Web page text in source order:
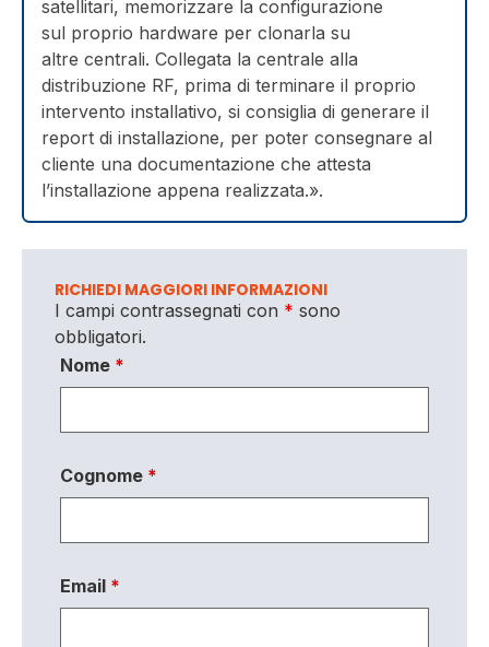
satellitari, memorizzare la configurazione
sul proprio hardware per clonarla su
altre centrali. Collegata la centrale alla
distribuzione RF, prima di terminare il proprio
intervento installativo, si consiglia di generare il
report di installazione, per poter consegnare al
cliente una documentazione che attesta
l’installazione appena realizzata.».
RICHIEDI MAGGIORI INFORMAZIONI
I campi contrassegnati con * sono
obbligatori.
Nome *
Cognome *
Email *